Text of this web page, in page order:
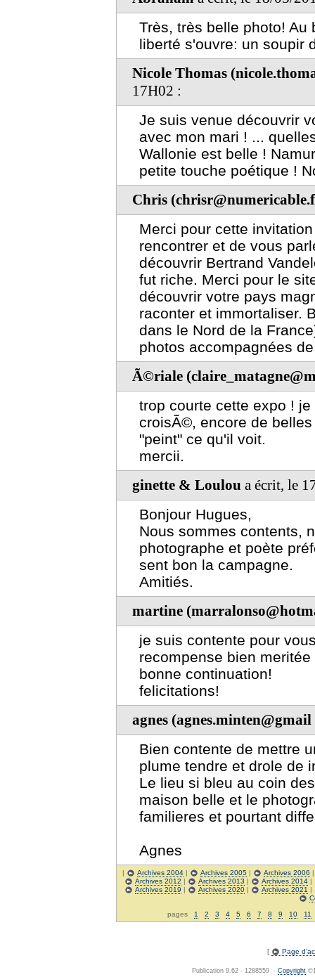
Très, très belle photo! Au
liberté s'ouvre: un soupir
Nicole Thomas
17H02 :
Je suis venue découvrir
avec mon mari ! ...
Wallonie est belle !
petite touche poétique !
Chris
Merci pour cette
rencontrer et de vous
découvrir Bertrand
fut riche. Merci pour le
découvrir votre pays
raconter et immortaliser.
dans le Nord de la
photos accompagnées
Ã©riale
trop courte cette expo !
croisÃ©, encore de
"peint" ce qu'il voit.
mercii.
ginette & Loulou a écrit, le
Bonjour Hugues,
Nous sommes contents,
photographe et poète
sent bon la campagne.
Amitiés.
martine
je suis contente pour
recompense bien
bonne continuation!
felicitations!
agnes (agnes.minten@gmail
Bien contente de mettre
plume tendre et drole de
Le lieu si bleu au coin
maison belle et le
familieres et pourtant
Agnes
| Archives 2004 | Archives 2005 | Archives 2006
Archives 2012 | Archives 2013 | Archives 2014|
Archives 2019 | Archives 2020| Archives 2021 |
pages 1 2 3 4 5 6 7 8 9 10 11
[ Page
Publication 9.62 - 1288559 - Copyright